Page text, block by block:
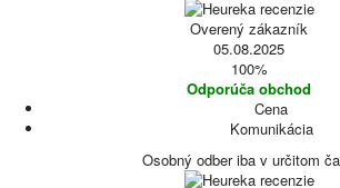
Overený zákazník
05.08.2025
100%
Odporúča obchod
Cena
Komunikácia
Osobný odber iba v určitom